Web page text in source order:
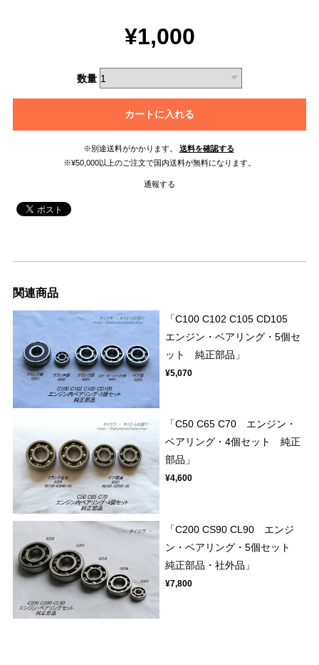
¥1,000
数量
カートに入れる
※別途送料がかかります。
送料を確認する
※¥50,000以上のご注文で国内送料が無料になります。
通報する
関連商品
「C100 C102 C105 CD105
エンジン・ベアリング・5個セ
ット 純正部品」
¥5,070
「C50 C65 C70 エンジン・
ベアリング・4個セット 純正
部品」
¥4,600
「C200 CS90 CL90 エンジ
ン・ベアリング・5個セット
純正部品・社外品」
¥7,800